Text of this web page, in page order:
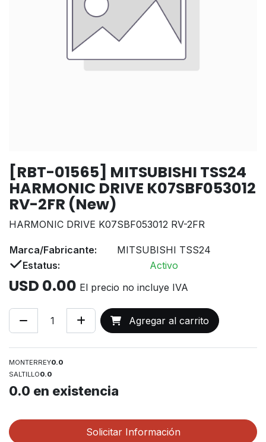
[RBT-01565] MITSUBISHI TSS24
HARMONIC DRIVE K07SBF053012
RV-2FR (New)
HARMONIC DRIVE K07SBF053012 RV-2FR
Marca/Fabricante:
MITSUBISHI TSS24
Estatus:
Activo
USD 0.00 El precio no incluye IVA
Agregar al carrito
MONTERREY0.0
SALTILLO0.0
0.0 en existencia
Solicitar Información